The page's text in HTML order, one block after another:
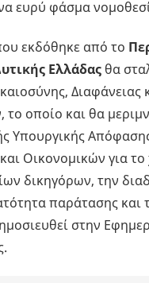
ευρύ φάσμα
εκδόθηκε από το
Ελλάδας θα
οποίο και θα
Υπουργικής
Οικονομικών για
δικηγόρων, την
παράτασης και
στην